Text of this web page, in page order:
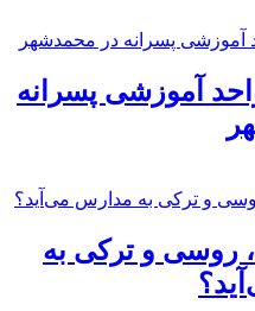
آموزشی پسرانه
روسی و ترکی به